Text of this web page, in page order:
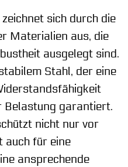
sich durch die
Materialien aus, die
ausgelegt sind.
Stahl, der eine
Belastung garantiert.
nicht nur vor
auch für eine
ansprechende